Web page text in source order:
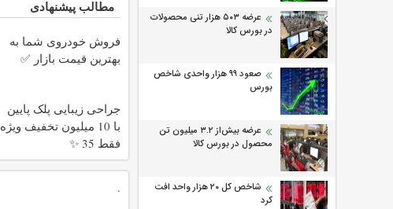
عرضه ۵۰۳ هزار تنی محصولات
در بورس کالا
صعود ۹۹ هزار واحدی شاخص
بورس
عرضه بیش‌از ۳.۲ میلیون تن
محصول در بورس کالا
شاخص کل ۲۰ هزار واحد افت
کرد
مطالب پیشنهادی
فروش خودروی شما به
بهترین قیمت بازار ✅
جراحی زیبایی پلک پایین
با 10 میلیون تخفیف ویژه
فقط 35 ✨
.